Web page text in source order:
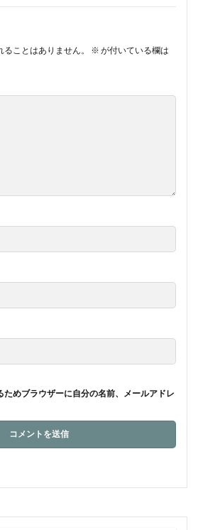
ことはありません。 ※ が付いている欄は
ためブラウザーに自分の名前、メールアドレ